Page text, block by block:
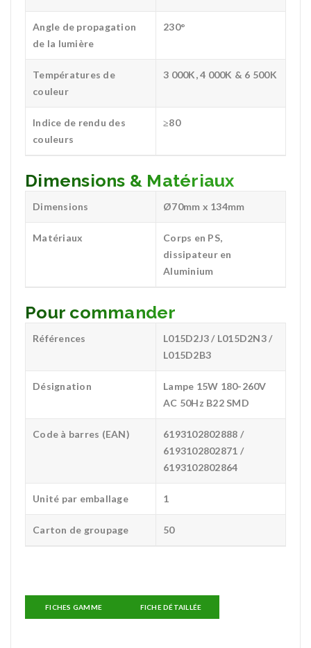
Angle de propagation
de la lumière
230°
Températures de
couleur
3 000K, 4 000K & 6 500K
Indice de rendu des
couleurs
≥80
Dimensions & Matériaux
Dimensions Ø70mm x 134mm
Matériaux
Corps en PS,
dissipateur en
Aluminium
Pour commander
Références
L015D2J3 / L015D2N3 /
L015D2B3
Désignation
Lampe 15W 180-260V
AC 50Hz B22 SMD
Code à barres (EAN)
6193102802888 /
6193102802871 /
6193102802864
Unité par emballage 1
Carton de groupage 50
FICHES GAMME FICHE DÉTAILLÉE